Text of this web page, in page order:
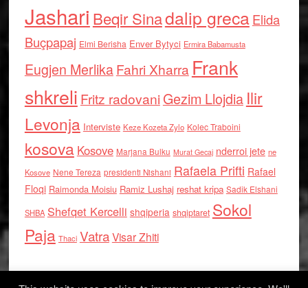
Jashari Beqir Sinadalip grecaElida
Buçpapaj Elmi Berisha Enver Bytyci Ermira Babamusta
Eugjen MerlikaFahri Xharra Frank
shkreli Fritz radovaniGezim Llojdia Ilir
Levonja Interviste Keze Kozeta Zylo Kolec Traboini
kosova Kosove Marjana Bulku Murat Gecaj nderroi jete ne
Kosove Nene Tereza presidenti Nishani Rafaela Prifti Rafael
Floqi Raimonda Moisiu Ramiz Lushaj reshat kripa Sadik Elshani
SHBA Shefqet Kercelli shqiperia shqiptaret Sokol
Paja Thaci VatraVisar Zhiti